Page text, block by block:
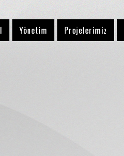
Yönetim Projelerimiz